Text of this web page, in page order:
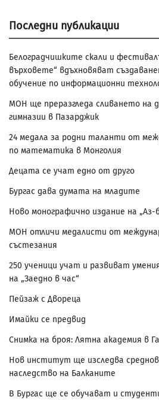
Последни публикации
Белоградчишките скали и
върховете“ вдъхновяват
обучение по информационни
МОН ще преразгледа сливането на
гимназии в Пазарджик
24 медала за родни таланти от
по математика в Монголия
Децата се учат едно от друго
Бургас дава думата на младите
Ново монографично издание на „Аз-
МОН отличи медалисти от
състезания
250 ученици учат и развиват
на „Заедно в час“
Пейзаж с Двореца
Имайки се предвид
Снимка на броя: Лятна академия в
Нов институт ще изследва
наследство на Балканите
В Бургас ще се обучават и